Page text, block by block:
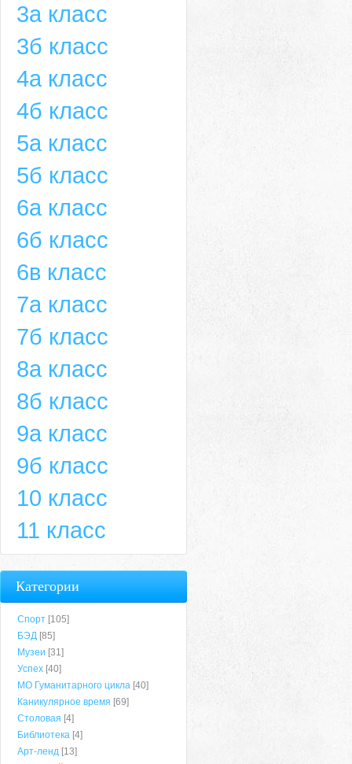
3а класс
3б класс
4а класс
4б класс
5а класс
5б класс
6а класс
6б класс
6в класс
7а класс
7б класс
8а класс
8б класс
9а класс
9б класс
10 класс
11 класс
Категории
Спорт [105]
БЭД [85]
Музеи [31]
Успех [40]
МО Гуманитарного цикла [40]
Каникулярное время [69]
Столовая [4]
Библиотека [4]
Арт-ленд [13]